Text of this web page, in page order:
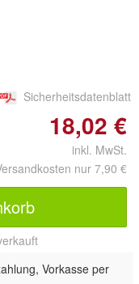
Sicherheitsdatenblatt
18,02 €
inkl. MwSt.
nur 7,90 €
Vorkasse per